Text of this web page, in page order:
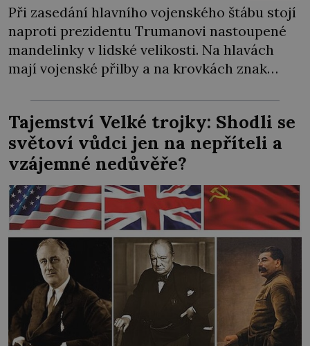
Při zasedání hlavního vojenského štábu stojí
naproti prezidentu Trumanovi nastoupené
mandelinky v lidské velikosti. Na hlavách
mají vojenské přilby a na krovkách znak
boháč, atomovka, Hitlerův Mein Kampf,
pohozená kniha o bakteriologické válce a
mapa Československa uprostřed stolu.
Komunisté moc dobře vědí, proč tyhle
obrázky zaplavují naše města i obce. […]
Tajemství Velké trojky: Shodli se
světoví vůdci jen na nepříteli a
vzájemné nedůvěře?